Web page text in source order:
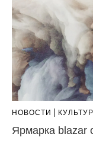
НОВОСТИ
Ярмарка blazar